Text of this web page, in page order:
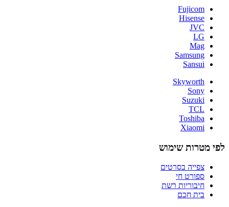
Fujicom
Hisense
JVC
LG
Mag
Samsung
Sansui
Skyworth
Sony
Suzuki
TCL
Toshiba
Xiaomi
לפי מטרות שימוש
צפייה בסרטים
ספורט חי
חיבוריות רשת
בית חכם